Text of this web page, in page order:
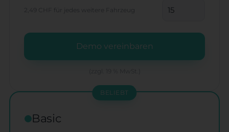
2,49 CHF für jedes weitere Fahrzeug
Demo vereinbaren
BELIEBT
Basic